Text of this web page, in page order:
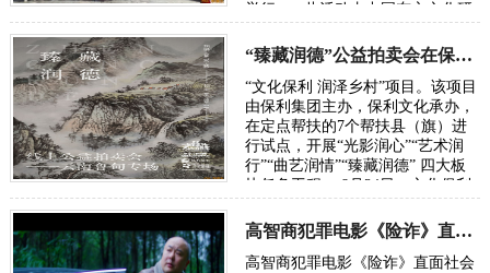
举行。 此活动由中国东方文化研
时间：2023-10-06 “臻藏润德”公益拍卖会在保利拍卖网络平台圆满举行
“文化保利 润泽乡村”项目。该项目
由保利集团主办，保利文化承办，
在定点帮扶的7个帮扶县（旗）进
行试点，开展“光影润心”“艺术润
行”“曲艺润情”“臻藏润德” 四大板
块任务工程。 8月24日，文化保利
会-云…
时间：2023-09-04
高智商犯罪电影《险诈》直面社会互害与精神堕落惹争议
高智商犯罪电影《险诈》直面社会